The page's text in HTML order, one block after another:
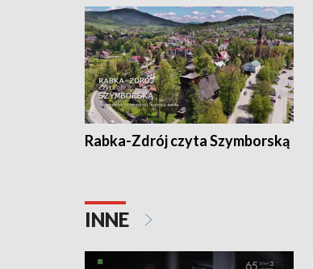
Rabka-Zdrój czyta Szymborską
INNE